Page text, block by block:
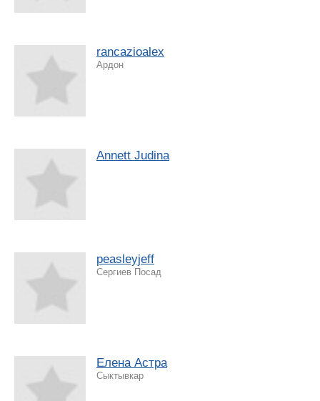
rancazioalex
Ардон
Annett Judina
peasleyjeff
Сергиев Посад
Елена Астра
Сыктывкар